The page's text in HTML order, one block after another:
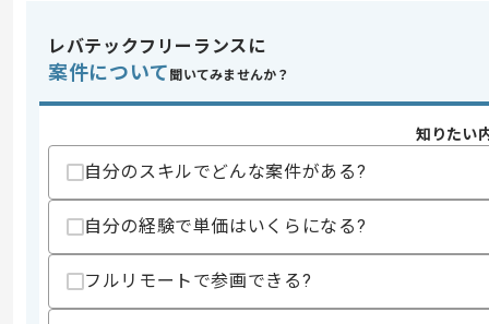
・Reactを用いた開発経験
・Webシステムの開発経験
上記に似た経験やスキルをお持ちであれば
その他募集要項
商談回数
2回
レバテックフリーランスに
案件について 聞いてみませんか？
知りたい
自分のスキルでどんな案件がある?
自分の経験で単価はいくらになる?
フルリモートで参画できる?